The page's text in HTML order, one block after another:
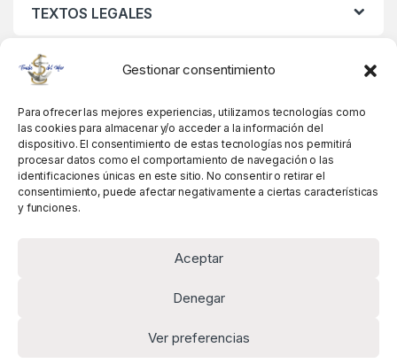
Gestionar consentimiento
Para ofrecer las mejores experiencias, utilizamos tecnologías como
las cookies para almacenar y/o acceder a la información del
dispositivo. El consentimiento de estas tecnologías nos permitirá
procesar datos como el comportamiento de navegación o las
identificaciones únicas en este sitio. No consentir o retirar el
consentimiento, puede afectar negativamente a ciertas características
y funciones.
Aceptar
Denegar
Ver preferencias
TEXTOS LEGALES
MIS DATOS
Alguna pregunta? Llámanos!